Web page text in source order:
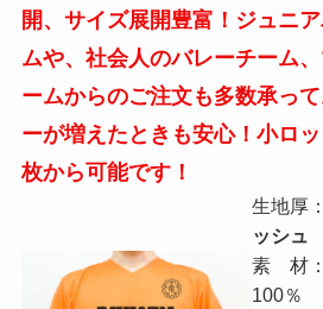
開、サイズ展開豊富！ジュニ
ムや、社会人のバレーチーム
ームからのご注文も多数承っ
ーが増えたときも安心！小ロ
枚から可能です！
生地厚：
ッシュ
素 材
100％